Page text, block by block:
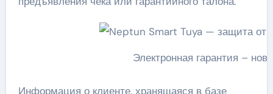
Электронная гарантия –
Информация о клиенте, хранящаяся в базе